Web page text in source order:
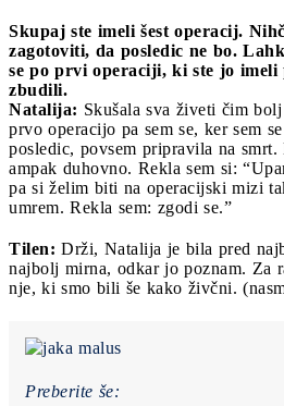
Skupaj ste imeli šest operacij.
zagotoviti, da posledic ne bo.
se po prvi operaciji, ki ste jo
zbudili.
Natalija: Skušala sva živeti čim
prvo operacijo pa sem se, ker sem
posledic, povsem pripravila na
ampak duhovno. Rekla sem si:
pa si želim biti na operacijski mizi
umrem. Rekla sem: zgodi se.”
Tilen: Drži, Natalija je bila pred
najbolj mirna, odkar jo poznam. Za
nje, ki smo bili še kako živčni.
Preberite še: